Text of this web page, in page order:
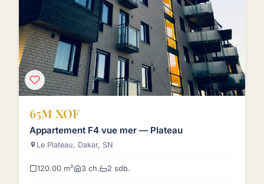
65M XOF
Appartement F4 vue mer — Plateau
Le Plateau, Dakar, SN
120.00 m² 3 ch. 2 sdb.